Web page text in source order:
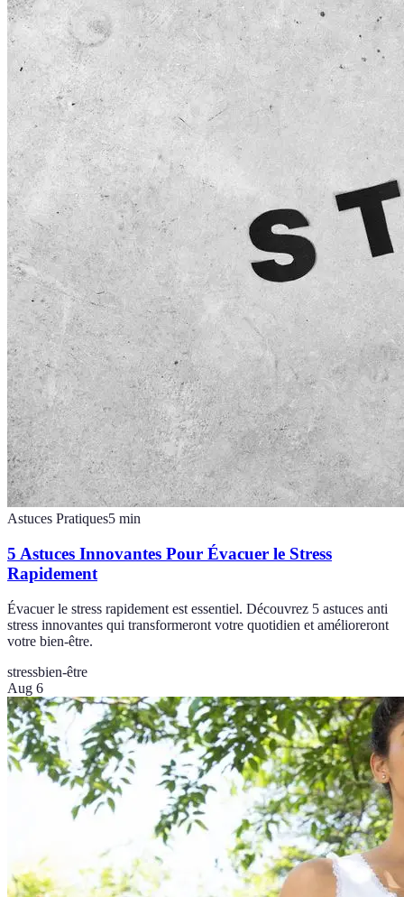
Astuces Pratiques5 min
5 Astuces Innovantes Pour Évacuer le Stress
Rapidement
Évacuer le stress rapidement est essentiel. Découvrez 5 astuces anti
stress innovantes qui transformeront votre quotidien et amélioreront
votre bien-être.
stressbien-être
Aug 6